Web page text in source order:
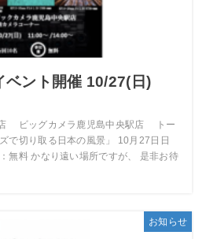
ント開催 10/27(日)
店 ビッグカメラ鹿児島中央駅店 トー
で切り取る日本の風景」 10月27日日
無料 かなり遠い場所ですが、 是非お待
お知らせ